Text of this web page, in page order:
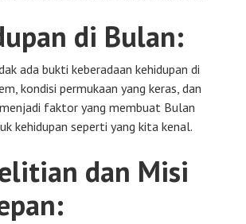
di Bulan:
ada bukti keberadaan kehidupan di
kondisi permukaan yang keras, dan
faktor yang membuat Bulan
kehidupan seperti yang kita kenal.
dan Misi